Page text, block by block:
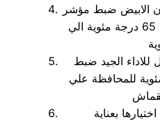
الابيض ضبط مؤشر
الحرارة علي متوسط درجة من 65 درجة مئوية الي
للاداء الجيد ضبط
علي 40 درجة مئوية للمحافظة علي